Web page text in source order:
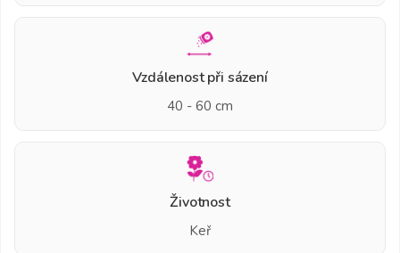
Vzdálenost při sázení
40 - 60 cm
Životnost
Keř